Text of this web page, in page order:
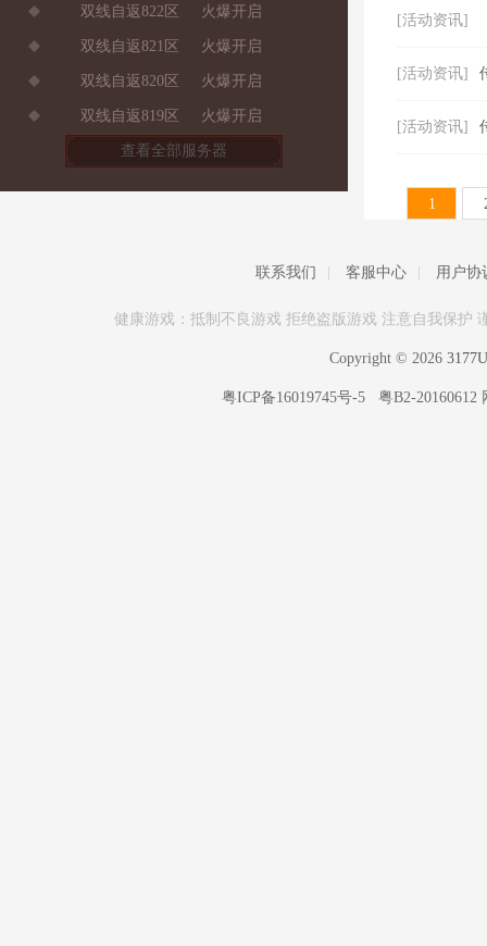
双线自返822区 火爆开启
双线自返821区 火爆开启
双线自返820区 火爆开启
双线自返819区 火爆开启
查看全部服务器
[活动资讯]
[活动资讯]
[活动资讯]
1
联系我们 客服中心 用户协
健康游戏：抵制不良游戏 拒绝盗版游戏 注意自我保护
Copyright © 2026
粤ICP备16019745号-5粤B2-20160612